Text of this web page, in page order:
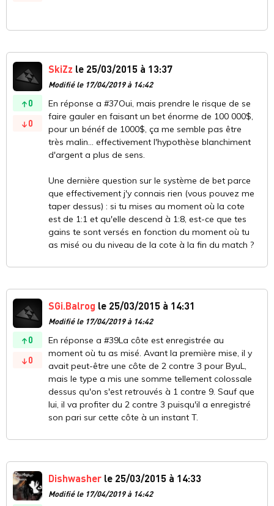
0
0
SkiZz le 25/03/2015 à 13:37
Modifié le 17/04/2019 à 14:42
En réponse a #37Oui, mais prendre le risque de se
faire gauler en faisant un bet énorme de 100 000$,
pour un bénéf de 1000$, ça me semble pas être
très malin... effectivement l'hypothèse blanchiment
d'argent a plus de sens.
Une dernière question sur le système de bet parce
que effectivement j'y connais rien (vous pouvez me
taper dessus) : si tu mises au moment où la cote
est de 1:1 et qu'elle descend à 1:8, est-ce que tes
gains te sont versés en fonction du moment où tu
as misé ou du niveau de la cote à la fin du match ?
0
0
SGi.Balrog le 25/03/2015 à 14:31
Modifié le 17/04/2019 à 14:42
En réponse a #39La côte est enregistrée au
moment où tu as misé. Avant la première mise, il y
avait peut-être une côte de 2 contre 3 pour ByuL,
mais le type a mis une somme tellement colossale
dessus qu'on s'est retrouvés à 1 contre 9. Sauf que
lui, il va profiter du 2 contre 3 puisqu'il a enregistré
son pari sur cette côte à un instant T.
Dishwasher le 25/03/2015 à 14:33
Modifié le 17/04/2019 à 14:42